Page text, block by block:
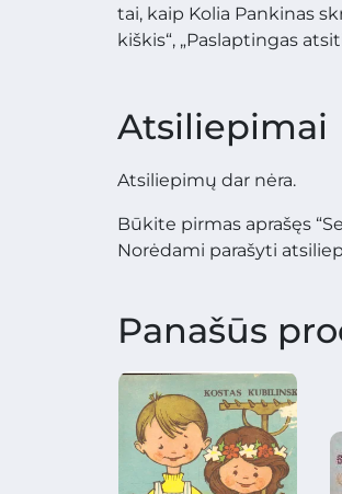
tai, kaip Kolia Pankinas
kiškis“, „Paslaptingas
Atsiliepimai
Atsiliepimų dar nėra.
Būkite pirmas aprašęs
Norėdami parašyti
Panašūs